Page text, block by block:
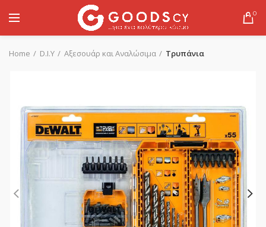
0
Home D.I.Y Αξεσουάρ και Αναλώσιμα Τρυπάνια